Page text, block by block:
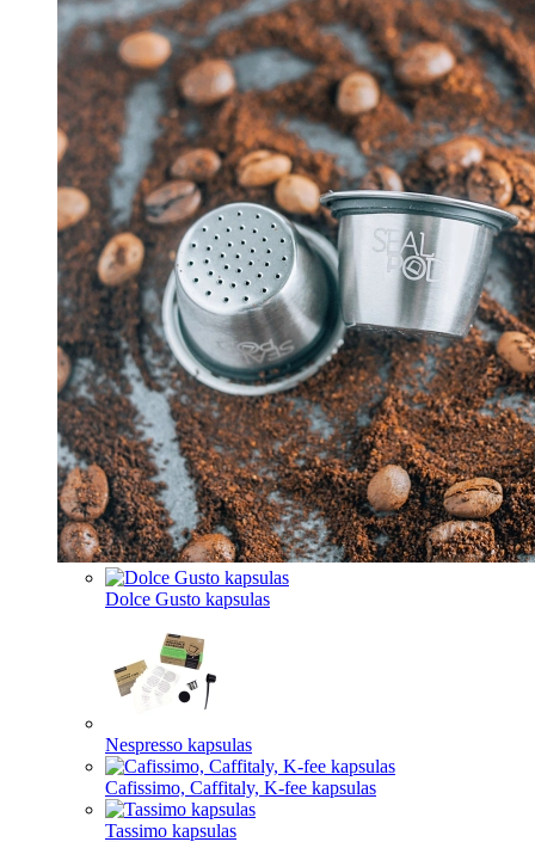
Dolce Gusto kapsulas
Nespresso kapsulas
Cafissimo, Caffitaly, K-fee kapsulas
Tassimo kapsulas